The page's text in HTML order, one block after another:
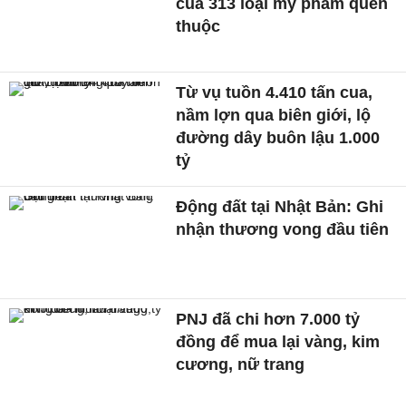
thuộc
Từ vụ tuồn 4.410 tấn cua,
nầm lợn qua biên giới, lộ
đường dây buôn lậu 1.000
tỷ
Động đất tại Nhật Bản: Ghi
nhận thương vong đầu tiên
PNJ đã chi hơn 7.000 tỷ
đồng để mua lại vàng, kim
cương, nữ trang